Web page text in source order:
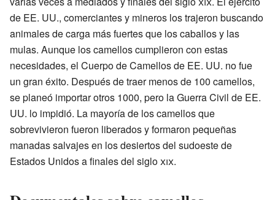
de EE. UU., comerciantes y mineros los trajeron buscando
animales de carga más fuertes que los caballos y las
mulas. Aunque los camellos cumplieron con estas
necesidades, el Cuerpo de Camellos de EE. UU. no fue
un gran éxito. Después de traer menos de 100 camellos,
se planeó importar otros 1000, pero la Guerra Civil de EE.
UU. lo impidió. La mayoría de los camellos que
sobrevivieron fueron liberados y formaron pequeñas
manadas salvajes en los desiertos del sudoeste de
Estados Unidos a finales del sigloxix.